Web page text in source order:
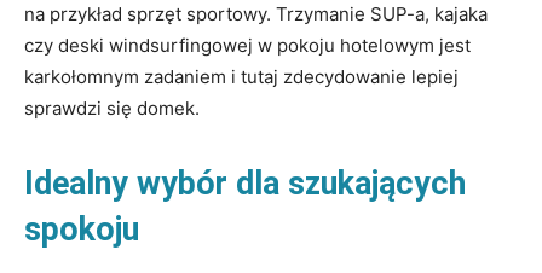
na przykład sprzęt sportowy. Trzymanie SUP-a, kajaka
czy deski windsurfingowej w pokoju hotelowym jest
karkołomnym zadaniem i tutaj zdecydowanie lepiej
sprawdzi się domek.
Idealny wybór dla szukających
spokoju